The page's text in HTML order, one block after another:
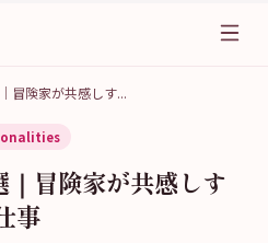
冒険家が共感しす...
冒険家が共感しす
事